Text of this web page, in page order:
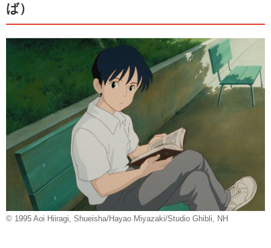
ば）
© 1995 Aoi Hiiragi, Shueisha/Hayao Miyazaki/Studio Ghibli, NH